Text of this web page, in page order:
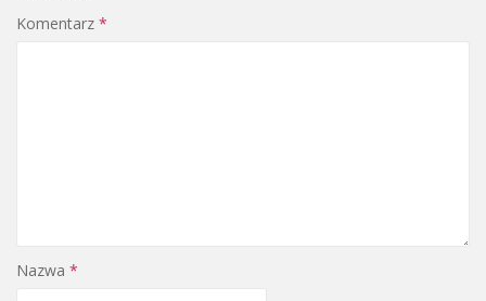
Komentarz *
Nazwa *